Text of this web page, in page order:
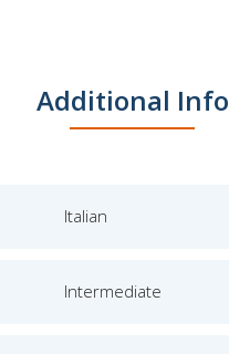
Additional Info
Italian
Intermediate